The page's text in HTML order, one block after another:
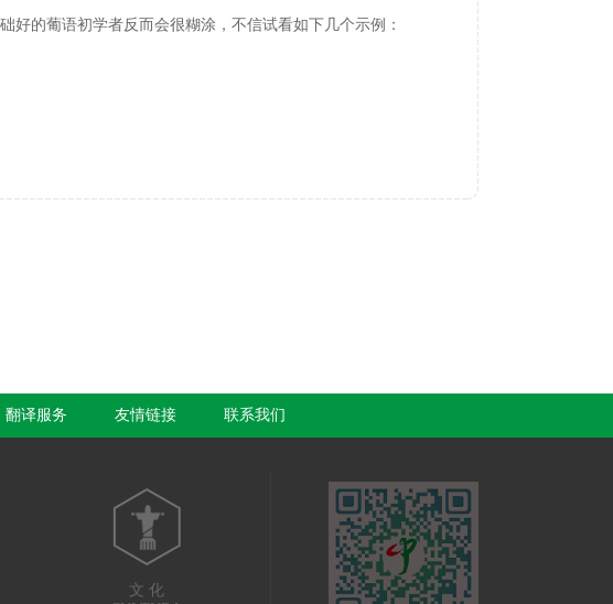
好的葡语初学者反而会很糊涂，不信试看如下几个示例：
翻译服务 友情链接 联系我们
文 化